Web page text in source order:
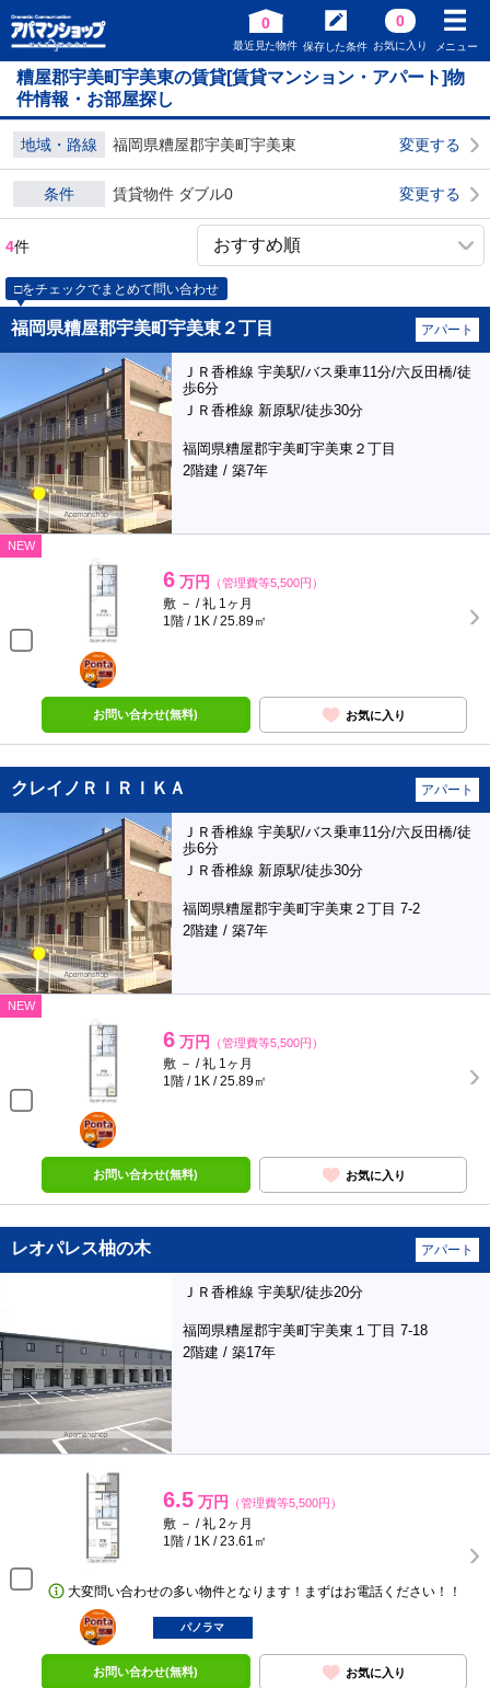
0
最近見た物件 保存した条件
0
お気に入り メニュー
糟屋郡宇美町宇美東の賃貸[賃貸マンション・アパート]物
件情報・お部屋探し
地域・路線 福岡県糟屋郡宇美町宇美東 変更する
条件 賃貸物件 ダブル0 変更する
4件
□をチェックでまとめて問い合わせ
福岡県糟屋郡宇美町宇美東２丁目 アパート
ＪＲ香椎線 宇美駅/バス乗車11分/六反田橋/徒
歩6分
ＪＲ香椎線 新原駅/徒歩30分
福岡県糟屋郡宇美町宇美東２丁目
2階建 / 築7年
NEW
6 万円 （管理費等5,500円）
敷 － / 礼 1ヶ月
1階 / 1K / 25.89㎡
ポンタ
部屋
お問い合わせ(無料) お気に入り
クレイノＲＩＲＩＫＡ アパート
ＪＲ香椎線 宇美駅/バス乗車11分/六反田橋/徒
歩6分
ＪＲ香椎線 新原駅/徒歩30分
福岡県糟屋郡宇美町宇美東２丁目 7-2
2階建 / 築7年
NEW
6 万円 （管理費等5,500円）
敷 － / 礼 1ヶ月
1階 / 1K / 25.89㎡
ポンタ
部屋
お問い合わせ(無料) お気に入り
レオパレス柚の木 アパート
ＪＲ香椎線 宇美駅/徒歩20分
福岡県糟屋郡宇美町宇美東１丁目 7-18
2階建 / 築17年
6.5 万円 （管理費等5,500円）
敷 － / 礼 2ヶ月
1階 / 1K / 23.61㎡
大変問い合わせの多い物件となります！まずはお電話ください！！
ポンタ
部屋
パノラマ
お問い合わせ(無料) お気に入り